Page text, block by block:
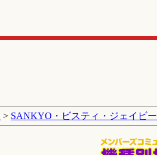
> SANKYO・ビスティ・ジェイビー